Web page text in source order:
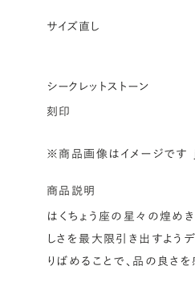
サイズ直し
シークレットストーン
刻印
※商品画像はイメージです
商品説明
はくちょう座の星々の煌め
しさを最大限引き出すよう
りばめることで、品の良さ